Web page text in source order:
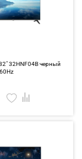
32HNF04B черный